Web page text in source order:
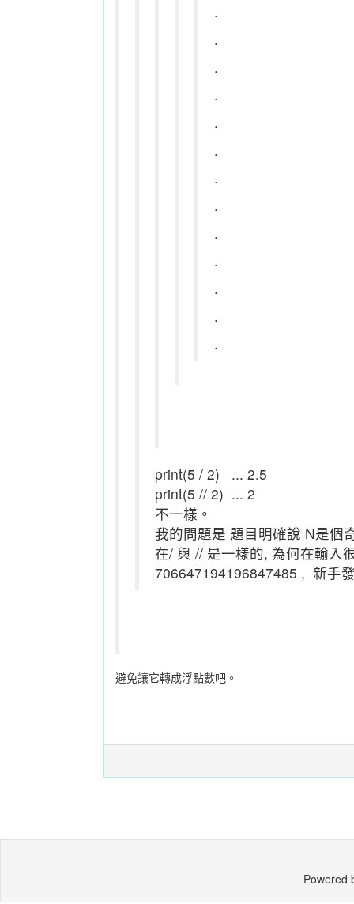
.
.
.
.
.
.
.
.
.
.
.
.
.
print(5 / 2) ... 2.5
print(5 // 2) ... 2
不一樣。
我的問題是 題目明確說 N是個
在/ 與 // 是一樣的, 為何在輸入
706647194196847485 , 新手
避免讓它轉成浮點數吧。
Powered